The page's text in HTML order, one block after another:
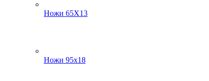
Ножи 65Х13
Ножи 95х18